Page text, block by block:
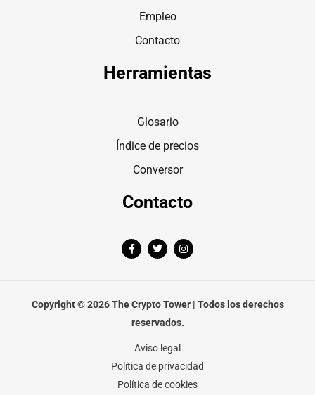
Empleo
Contacto
Herramientas
Glosario
Índice de precios
Conversor
Contacto
F
a
o
-
T
w
r
I
n
r
m
Copyright © 2026 The Crypto Tower | Todos los derechos
reservados.
Aviso legal
Política de privacidad
Política de cookies